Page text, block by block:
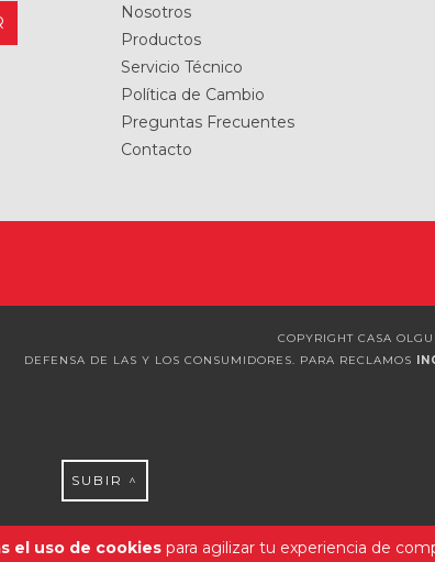
el uso de cookiespara agilizar tu experiencia de
Nosotros
Productos
Servicio Técnico
Política de Cambio
Preguntas Frecuentes
Contacto
COPYRIGHT CASA
DEFENSA DE LAS Y LOS CONSUMIDORES. PARA RECLAMOS
SUBIR ^